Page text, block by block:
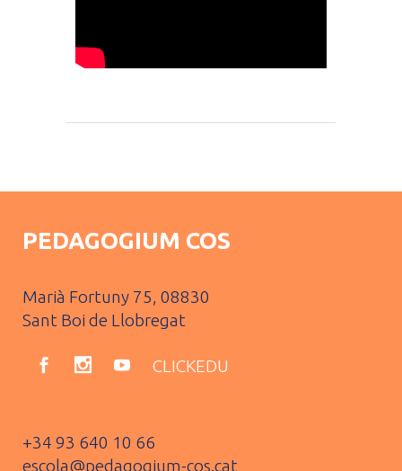
PEDAGOGIUM COS
Marià Fortuny 75, 08830
Sant Boi de Llobregat
CLICKEDU
+34 93 640 10 66
escola@pedagogium-cos.cat